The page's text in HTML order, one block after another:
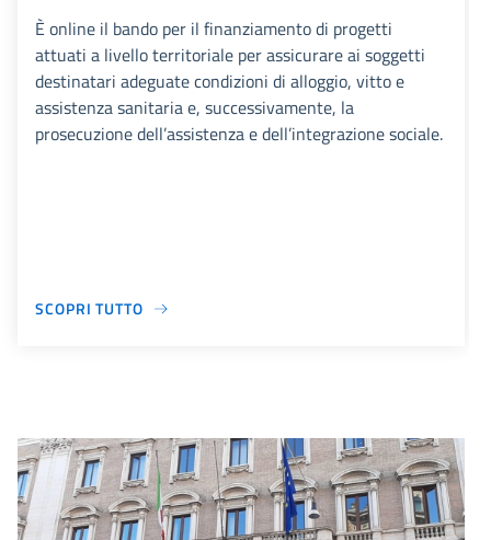
È online il bando per il finanziamento di progetti
attuati a livello territoriale per assicurare ai soggetti
destinatari adeguate condizioni di alloggio, vitto e
assistenza sanitaria e, successivamente, la
prosecuzione dell’assistenza e dell’integrazione sociale.
SCOPRI TUTTO